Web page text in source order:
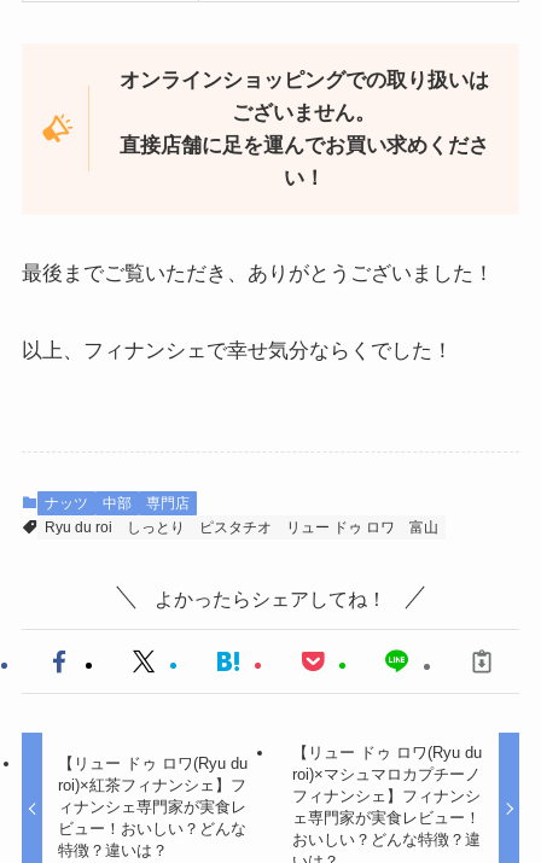
オンラインショッピングでの取り扱いは
ございません。
直接店舗に足を運んでお買い求めくださ
い！
最後までご覧いただき、ありがとうございました！
以上、フィナンシェで幸せ気分ならくでした！
ナッツ 中部
専門店
Ryu du roi
しっとり ピスタチオ リュー ドゥ ロワ 富山
よかったらシェアしてね！
【リュー ドゥ ロワ(Ryu du
roi)×紅茶フィナンシェ】フ
ィナンシェ専門家が実食レ
ビュー！おいしい？どんな
特徴？違いは？
【リュー ドゥ ロワ(Ryu du
roi)×マシュマロカプチーノ
フィナンシェ】フィナンシ
ェ専門家が実食レビュー！
おいしい？どんな特徴？違